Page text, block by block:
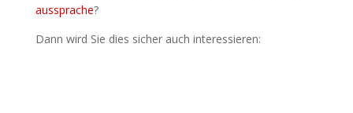
aussprache?
Dann wird Sie dies sicher auch interessieren: